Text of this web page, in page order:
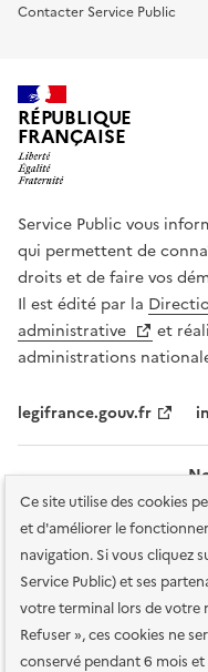
Ce site utilise des cookies
et d'améliorer le
navigation. Si vous cliquez
Service Public) et ses
votre terminal lors de votre
Refuser », ces cookies ne
conservé pendant 6 mois
Contacter Service Public
RÉPUBLIQUE
FRANÇAISE
Service Public vous
qui permettent de
droits et de faire vos
Il est édité par la
administrative
et
administrations
legifrance.gouv.fr
Plan du site Accessibilité :
services en ligne Mentions